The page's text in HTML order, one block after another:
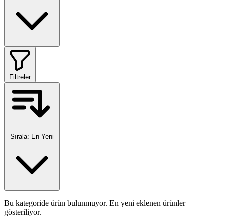
Filtreler
Sırala: En Yeni
Bu kategoride ürün bulunmuyor. En yeni eklenen ürünler
gösteriliyor.